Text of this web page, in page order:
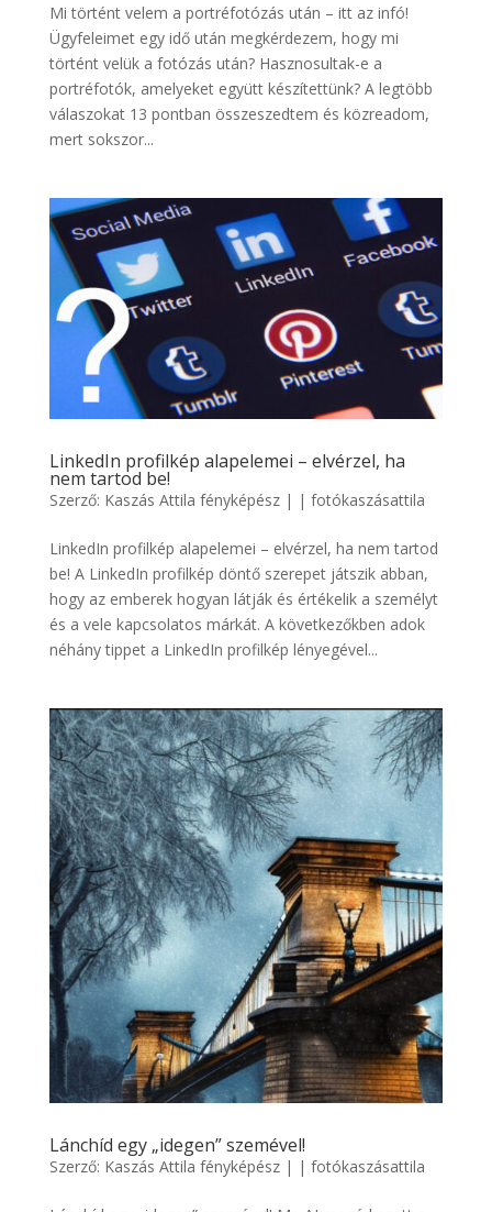
Mi történt velem a portréfotózás után – itt az infó!
Ügyfeleimet egy idő után megkérdezem, hogy mi
történt velük a fotózás után? Hasznosultak-e a
portréfotók, amelyeket együtt készítettünk? A legtöbb
válaszokat 13 pontban összeszedtem és közreadom,
mert sokszor...
LinkedIn profilkép alapelemei – elvérzel, ha
nem tartod be!
Szerző: Kaszás Attila fényképész| | fotókaszásattila
LinkedIn profilkép alapelemei – elvérzel, ha nem tartod
be! A LinkedIn profilkép döntő szerepet játszik abban,
hogy az emberek hogyan látják és értékelik a személyt
és a vele kapcsolatos márkát. A következőkben adok
néhány tippet a LinkedIn profilkép lényegével...
Lánchíd egy „idegen” szemével!
Szerző: Kaszás Attila fényképész| | fotókaszásattila